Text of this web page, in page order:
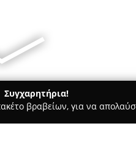
Συγχαρητήρια!
βραβείων, για να